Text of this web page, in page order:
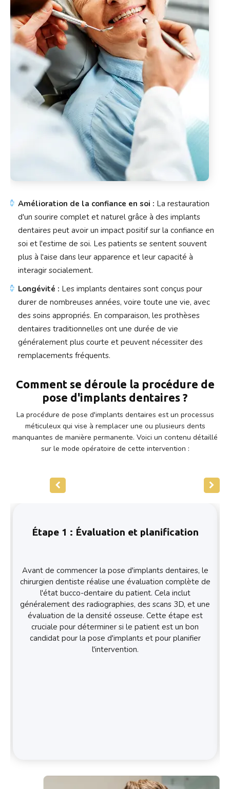
Amélioration de la confiance en soi : La restauration
d'un sourire complet et naturel grâce à des implants
dentaires peut avoir un impact positif sur la confiance en
soi et l'estime de soi. Les patients se sentent souvent
plus à l'aise dans leur apparence et leur capacité à
interagir socialement.
Longévité : Les implants dentaires sont conçus pour
durer de nombreuses années, voire toute une vie, avec
des soins appropriés. En comparaison, les prothèses
dentaires traditionnelles ont une durée de vie
généralement plus courte et peuvent nécessiter des
remplacements fréquents.
Comment se déroule la procédure de
pose d'implants dentaires ?
La procédure de pose d'implants dentaires est un processus
méticuleux qui vise à remplacer une ou plusieurs dents
manquantes de manière permanente. Voici un contenu détaillé
sur le mode opératoire de cette intervention :
Étape 1 : Évaluation et planification
Avant de commencer la pose d'implants dentaires, le
chirurgien dentiste réalise une évaluation complète de
l'état bucco-dentaire du patient. Cela inclut
généralement des radiographies, des scans 3D, et une
évaluation de la densité osseuse. Cette étape est
cruciale pour déterminer si le patient est un bon
candidat pour la pose d'implants et pour planifier
l'intervention.